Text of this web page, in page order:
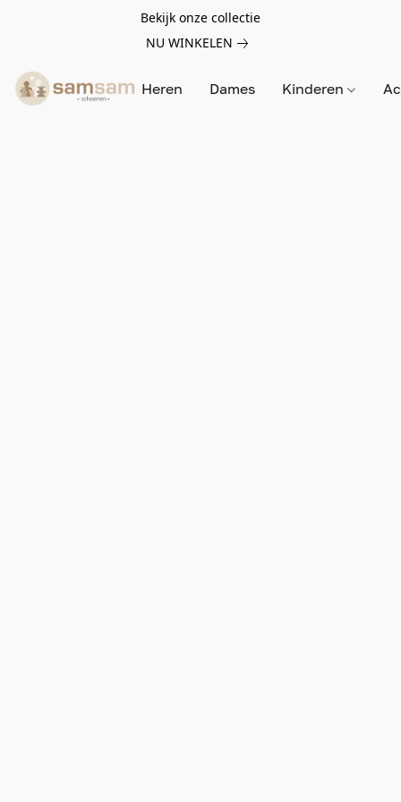
Bekijk onze collectie
NU WINKELEN
Heren Dames Kinderen